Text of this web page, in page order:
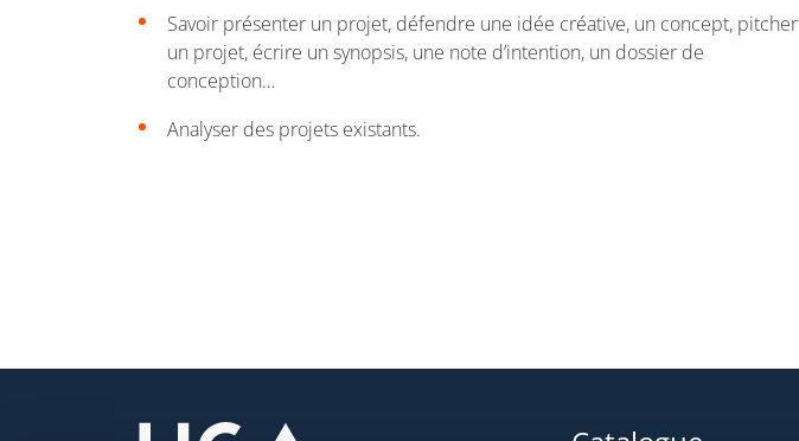
Savoir présenter un projet, défendre une idée créative, un concept, pitcher
un projet, écrire un synopsis, une note d’intention, un dossier de
conception…
Analyser des projets existants.